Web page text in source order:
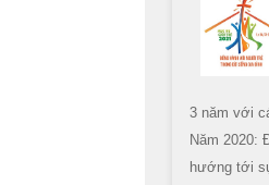
3 năm với
Năm 2020:
hướng tới